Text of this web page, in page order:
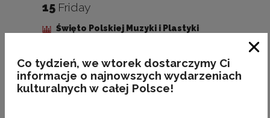
15 Friday
Święto Polskiej Muzyki i Plastyki
18Monday
Co tydzień, we wtorek dostarczymy Ci
informacje o najnowszych wydarzeniach
kulturalnych w całej Polsce!